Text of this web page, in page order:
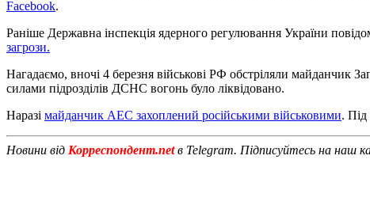
Facebook.
Раніше Державна інспекція ядерного регулювання України
загрози.
Нагадаємо, вночі 4 березня військові РФ обстріляли майданчик
силами підрозділів ДСНС вогонь було ліквідовано.
Наразі майданчик АЕС захоплений російськими військовими. Під
Новини від Корреспондент.netв Telegram. Підписуйтесь на наш